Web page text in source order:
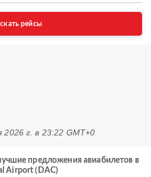
рейсы
2026 г. в 23:22 GMT+0
предложения авиабилетов в
Airport (DAC)